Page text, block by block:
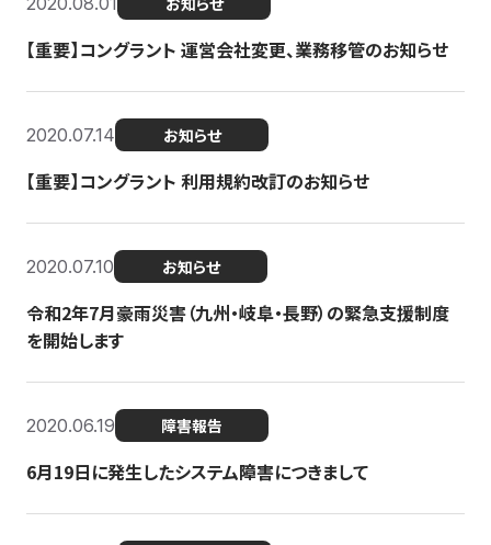
【重要】コングラント 運営会社変更、業務移管のお知らせ
2020.07.14 お知らせ
【重要】コングラント 利用規約改訂のお知らせ
2020.07.10 お知らせ
令和2年7月豪雨災害（九州・岐阜・長野）の緊急支援制度
を開始します
2020.06.19 障害報告
6月19日に発生したシステム障害につきまして